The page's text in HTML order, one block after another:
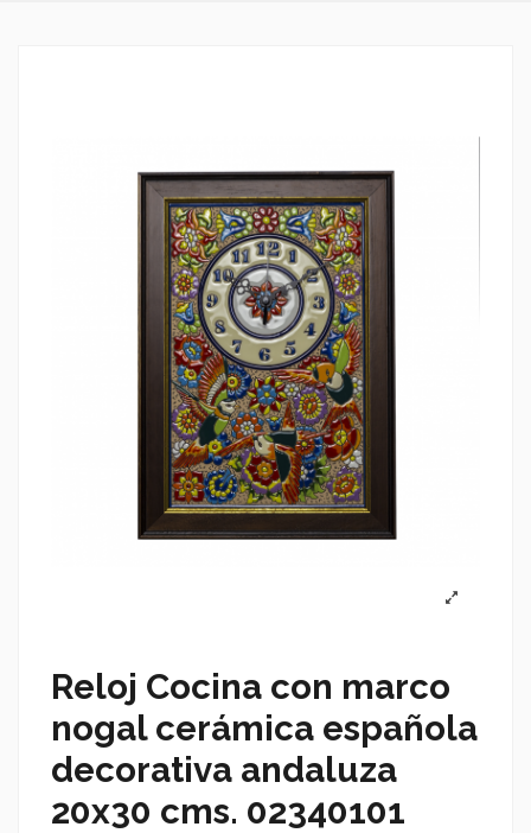
Reloj Cocina con marco
nogal cerámica española
decorativa andaluza
20x30 cms. 02340101